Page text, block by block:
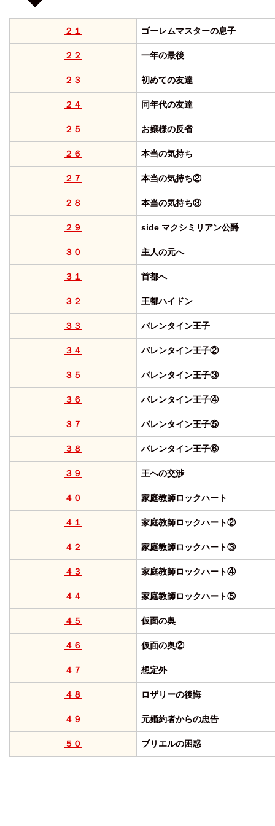
２１ ゴーレムマスターの息子
２２ 一年の最後
２３ 初めての友達
２４ 同年代の友達
２５ お嬢様の反省
２６ 本当の気持ち
２７ 本当の気持ち②
２８ 本当の気持ち③
２９ side マクシミリアン公爵
３０ 主人の元へ
３１ 首都へ
３２ 王都ハイドン
３３ バレンタイン王子
３４ バレンタイン王子②
３５ バレンタイン王子③
３６ バレンタイン王子④
３７ バレンタイン王子⑤
３８ バレンタイン王子⑥
３９ 王への交渉
４０ 家庭教師ロックハート
４１ 家庭教師ロックハート②
４２ 家庭教師ロックハート③
４３ 家庭教師ロックハート④
４４ 家庭教師ロックハート⑤
４５ 仮面の奥
４６ 仮面の奥②
４７ 想定外
４８ ロザリーの後悔
４９ 元婚約者からの忠告
５０ ブリエルの困惑